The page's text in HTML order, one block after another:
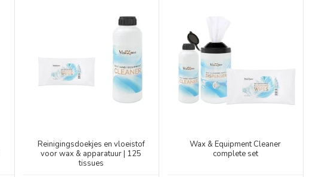
Reinigingsdoekjes en vloeistof
voor wax & apparatuur | 125
tissues
Wax & Equipment Cleaner
complete set